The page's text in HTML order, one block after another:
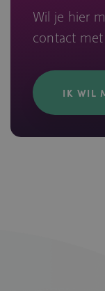
Wil je hier
contact
IK WIL